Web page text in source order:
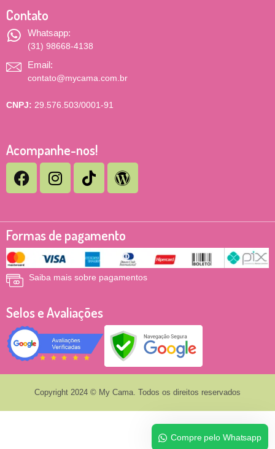
Contato
Whatsapp:
(31) 98668-4138
Email:
contato@mycama.com.br
CNPJ: 29.576.503/0001-91
Acompanhe-nos!
Formas de pagamento
Saiba mais sobre pagamentos
Selos e Avaliações
Copyright 2024 © My Cama. Todos os direitos reservados
Compre pelo Whatsapp